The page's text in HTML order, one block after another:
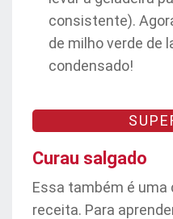
consistente).
de milho verde de
condensado!
Curau salgado
Essa também é
receita. Para